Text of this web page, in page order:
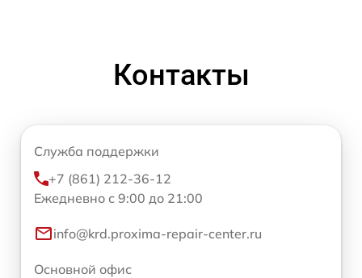
Контакты
Служба поддержки
+7 (861) 212-36-12
Ежедневно с 9:00 до 21:00
info@krd.proxima-repair-center.ru
Основной офис